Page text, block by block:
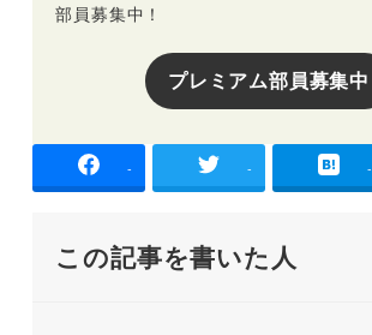
部員募集中！
プレミアム部員募集中
- - -
この記事を書いた人